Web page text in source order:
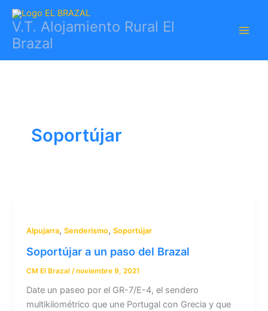
contenido
V.T. Alojamiento Rural El
Brazal
Soportújar
Alpujarra,Senderismo,Soportújar
Soportújar a un paso del Brazal
CM El Brazal /noviembre 9, 2021
Date un paseo por el GR-7/E-4, el sendero
multikilométrico que une Portugal con Grecia y que